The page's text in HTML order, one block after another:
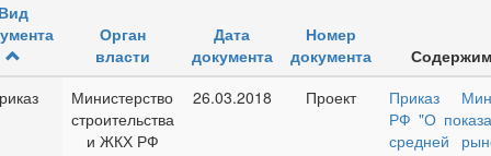
Орган
власти
Дата
документа
Номер
документа
Министерство
строительства
и ЖКХ РФ
26.03.2018 Проект
Приказ
РФ "О
средней